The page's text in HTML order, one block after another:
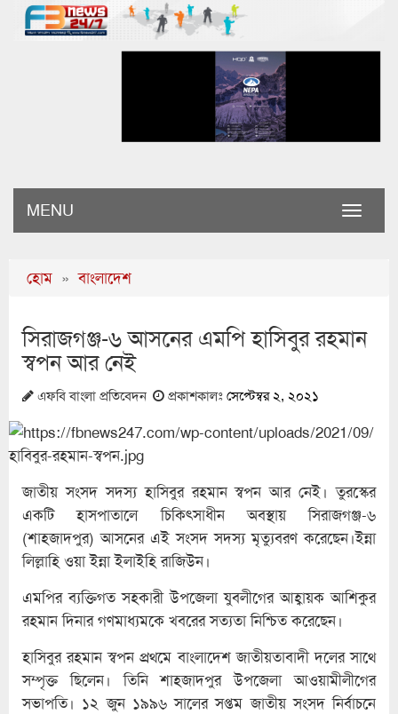
Toggle
MENU
হোম » বাংলাদেশ
সিরাজগঞ্জ-৬ আসনের এমপি হাসিবুর রহমান
স্বপন আর নেই
এফবি বাংলা প্রতিবেদন প্রকাশকালঃ সেপ্টেম্বর ২, ২০২১
জাতীয় সংসদ সদস্য হাসিবুর রহমান স্বপন আর নেই। তুরস্কের
একটি হাসপাতালে চিকিৎসাধীন অবস্থায় সিরাজগঞ্জ-৬
(শাহজাদপুর) আসনের এই সংসদ সদস্য মৃত্যুবরণ করেছেন।ইন্না
লিল্লাহি ওয়া ইন্না ইলাইহি রাজিউন।
এমপির ব্যক্তিগত সহকারী উপজেলা যুবলীগের আহ্বায়ক আশিকুর
রহমান দিনার গণমাধ্যমকে খবরের সত্যতা নিশ্চিত করেছেন।
হাসিবুর রহমান স্বপন প্রথমে বাংলাদেশ জাতীয়তাবাদী দলের সাথে
সম্পৃক্ত ছিলেন। তিনি শাহজাদপুর উপজেলা আওয়ামীলীগের
সভাপতি। ১২ জুন ১৯৯৬ সালের সপ্তম জাতীয় সংসদ নির্বাচনে